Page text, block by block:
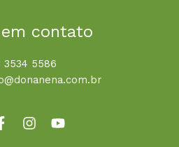
contato
3534 5586